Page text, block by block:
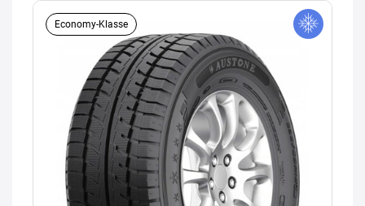
Economy-Klasse